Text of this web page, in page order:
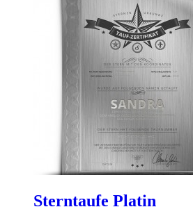
Sterntaufe Platin